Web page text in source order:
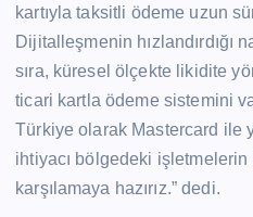
kartıyla taksitli ödeme uzun
Dijitalleşmenin hızlandırdığı
sıra, küresel ölçekte likidite
ticari kartla ödeme sistemini
Türkiye olarak Mastercard ile
ihtiyacı bölgedeki
karşılamaya hazırız.” dedi.